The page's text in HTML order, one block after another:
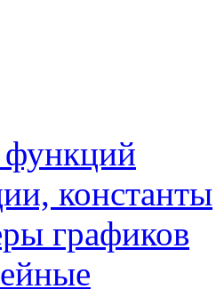
константы
графиков